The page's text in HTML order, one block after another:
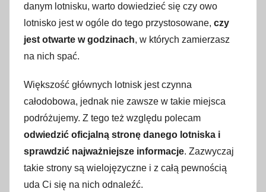
u
t
e
g
2
0
1
7
danym lotnisku, warto dowiedzieć się czy owo
lotnisko jest w ogóle do tego przystosowane, czy
jest otwarte w godzinach, w których zamierzasz
na nich spać.
Większość głównych lotnisk jest czynna
całodobowa, jednak nie zawsze w takie miejsca
podróżujemy. Z tego też względu polecam
odwiedzić oficjalną stronę danego lotniska i
sprawdzić najważniejsze informacje. Zazwyczaj
takie strony są wielojęzyczne i z całą pewnością
uda Ci się na nich odnaleźć.